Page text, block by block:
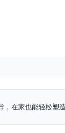
，在家也能轻松塑